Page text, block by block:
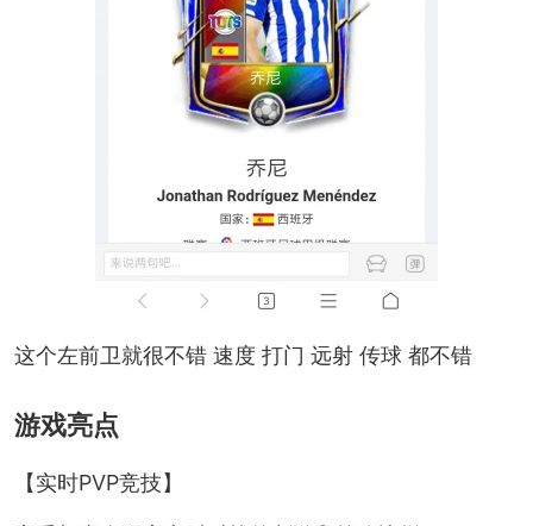
这个左前卫就很不错 速度 打门 远射 传球 都不错
游戏亮点
【实时PVP竞技】